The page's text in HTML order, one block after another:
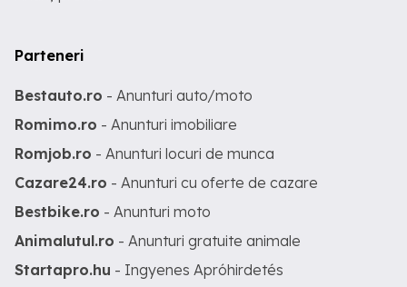
Parteneri
Bestauto.ro - Anunturi auto/moto
Romimo.ro - Anunturi imobiliare
Romjob.ro - Anunturi locuri de munca
Cazare24.ro - Anunturi cu oferte de cazare
Bestbike.ro - Anunturi moto
Animalutul.ro - Anunturi gratuite animale
Startapro.hu - Ingyenes Apróhirdetés